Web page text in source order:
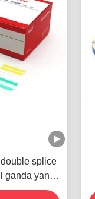
splice
ganda yang
semua